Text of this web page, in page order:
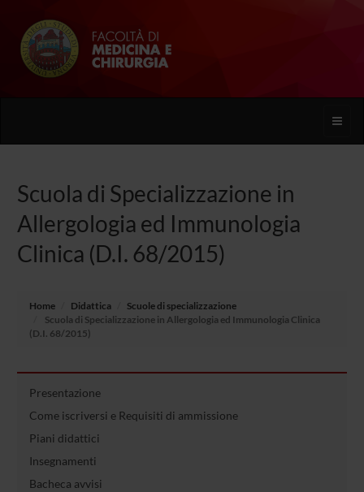
Toggle
Scuola di Specializzazione in
Allergologia ed Immunologia
Clinica (D.I. 68/2015)
Home Didattica
Scuole di specializzazione
Scuola di Specializzazione in Allergologia ed Immunologia Clinica
(D.I. 68/2015)
Presentazione
Come iscriversi e Requisiti di ammissione
Piani didattici
Insegnamenti
Bacheca avvisi